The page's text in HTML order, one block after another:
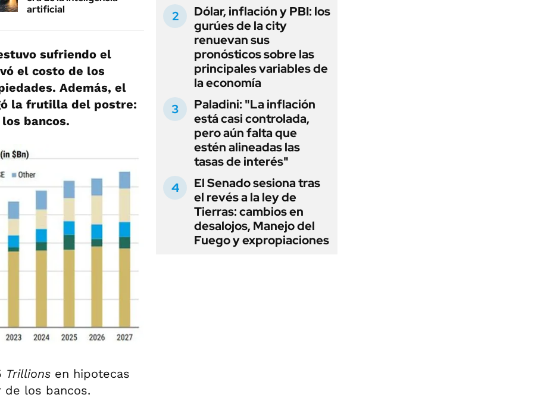
artificial
sufriendo el
el costo de los
Además, el
la frutilla del postre:
bancos.
Trillions en hipotecas
de los bancos.
Dólar, inflación y PBI: los
gurúes de la city
renuevan sus
pronósticos sobre las
principales variables de
la economía
Paladini: "La inflación
está casi controlada,
pero aún falta que
estén alineadas las
tasas de interés"
El Senado sesiona tras
el revés a la ley de
Tierras: cambios en
desalojos, Manejo del
Fuego y expropiaciones